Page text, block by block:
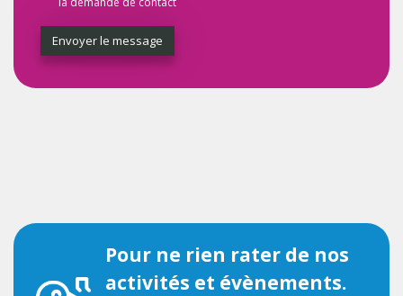
Envoyer le message
Pour ne rien rater de nos
activités et évènements.